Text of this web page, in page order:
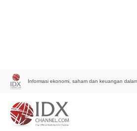
Informasi ekonomi, saham dan keuangan